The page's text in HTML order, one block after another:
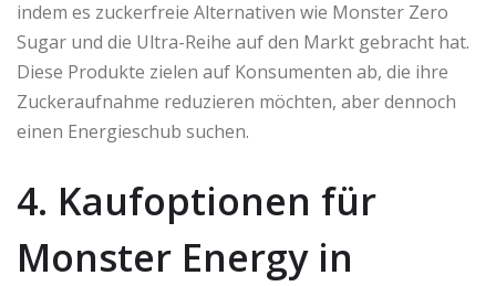
indem es zuckerfreie Alternativen wie Monster Zero
Sugar und die Ultra-Reihe auf den Markt gebracht hat.
Diese Produkte zielen auf Konsumenten ab, die ihre
Zuckeraufnahme reduzieren möchten, aber dennoch
einen Energieschub suchen.
4. Kaufoptionen für
Monster Energy in